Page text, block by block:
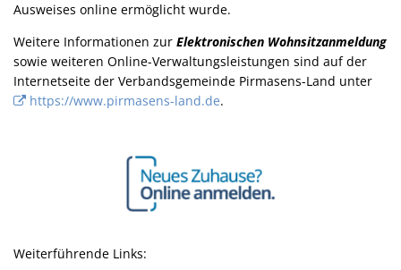
Ausweises online ermöglicht wurde.
Weitere Informationen zur Elektronischen Wohnsitzanmeldung
sowie weiteren Online-Verwaltungsleistungen sind auf der
Internetseite der Verbandsgemeinde Pirmasens-Land unter
https://www.pirmasens-land.de.
Weiterführende Links: